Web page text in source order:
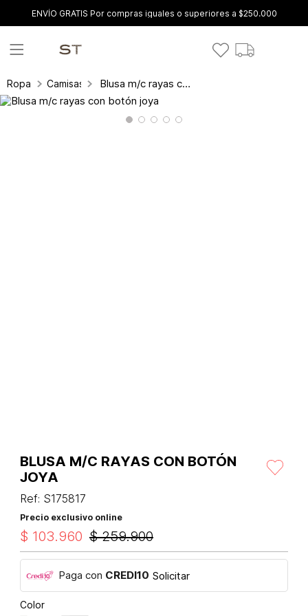
ENVÍO GRATIS Por compras iguales o superiores a $250.000
Ropa Camisas y blusas Blusa m/c rayas con botón joya
BLUSA M/C RAYAS CON BOTÓN
JOYA
Ref: S175817
Precio exclusivo online
$ 259.900
$ 103.960
Paga con CREDI10 Solicitar
Color